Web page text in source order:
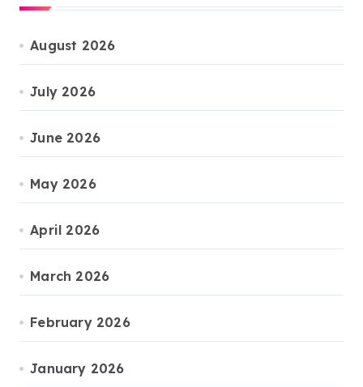
August 2026
July 2026
June 2026
May 2026
April 2026
March 2026
February 2026
January 2026